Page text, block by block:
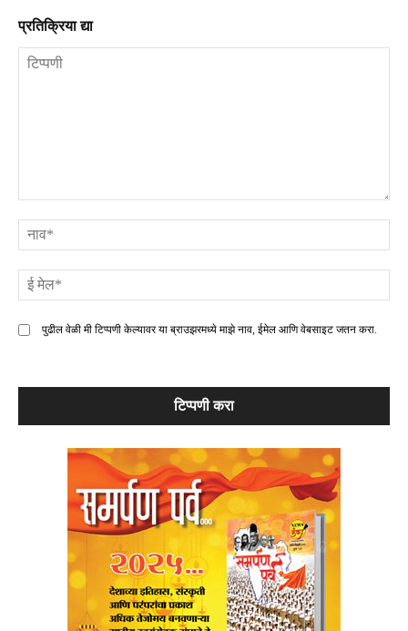
प्रतिक्रिया द्या
पुढील वेळी मी टिप्पणी केल्यावर या ब्राउझरमध्ये माझे नाव, ईमेल आणि वेबसाइट जतन करा.